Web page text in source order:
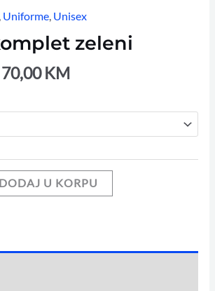
Uniforme, Unisex
zeleni
70,00KM
DODAJ U KORPU